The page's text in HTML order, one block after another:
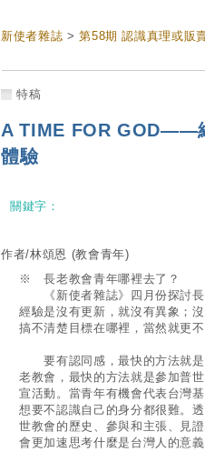
新使者雜誌 >第58期 認識真理或販
特稿
A TIME FOR GOD——
體驗
關鍵字：
作者/林頌恩 (教會青年)
※ 長老教會青年哪裡去了？
《新使者雜誌》四月份探討長
經驗是沒有更新，就沒有異象；
搞不清楚目標在哪裡，當然就更
要有認同感，最快的方法就是
老教會，最快的方法就是參加普
宣活動。當青年有機會代表台灣
想要不認識自己的身分都很難。
世教會的歷史、參與和主張、見
會更加速思考什麼是台灣人的意